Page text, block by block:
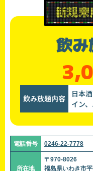
飲
飲み放題内容
日本
イン
電話番号 0246-22-7778
所在地
〒970-8026
福島県いわき市